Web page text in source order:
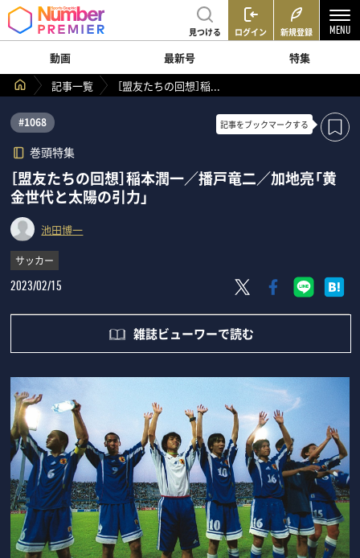
見つける ログイン 新規登録
動画 最新号
特集
記事一覧
［盟友たちの回想］稲...
#1068
巻頭特集
記事をブックマークする
［盟友たちの回想］稲本潤一／播戸竜二／加地亮「黄
金世代と太陽の引力」
池田博一
サッカー
2023/02/15
雑誌ビューワーで読む